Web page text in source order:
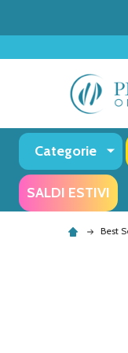
Categorie
SALDI ESTIVI
Best